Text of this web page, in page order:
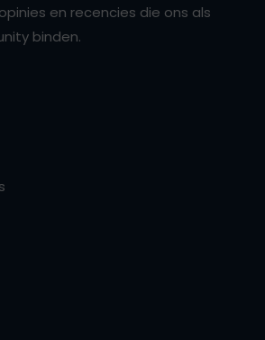
en recencies die ons als
binden.